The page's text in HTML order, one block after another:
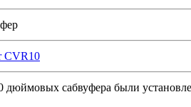
CVR10
дюймовых сабвуфера были